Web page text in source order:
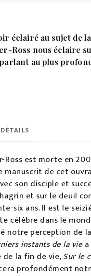
éclairé au sujet de
Ross nous éclaire
au plus
DÉTAILS
Ross est morte en
manuscrit de cet
son disciple et
et sur le deuil
six ans. Il est le
célèbre dans le
notre perception de
instants de la viea
la fin de vie,Sur le
profondément